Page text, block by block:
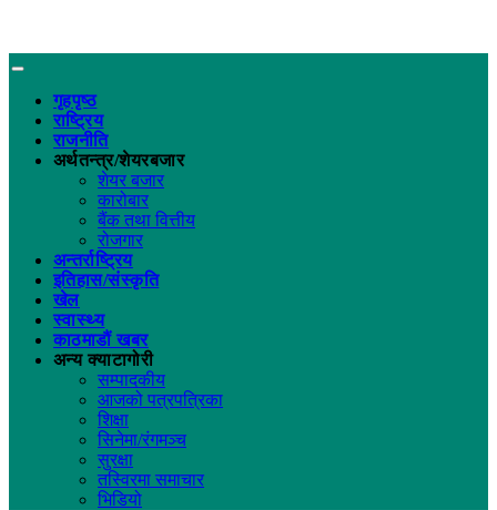
गृहपृष्ठ
राष्ट्रिय
राजनीति
अर्थतन्त्र/शेयरबजार
शेयर बजार
कारोबार
बैंक तथा वित्तीय
रोजगार
अन्तर्राष्ट्रिय
इतिहास/संस्कृति
खेल
स्वास्थ्य
काठमाडौं खबर
अन्य क्याटागोरी
सम्पादकीय
आजको पत्रपत्रिका
शिक्षा
सिनेमा/रंगमञ्च
सुरक्षा
तस्विरमा समाचार
भिडियो